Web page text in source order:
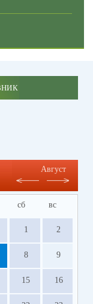
Август
сб вс
1 2
8 9
15 16